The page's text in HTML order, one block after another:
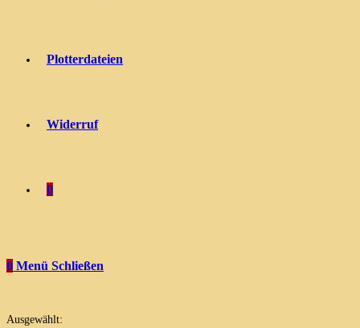
Plotterdateien
Widerruf
0
0 Menü Schließen
Ausgewählt: